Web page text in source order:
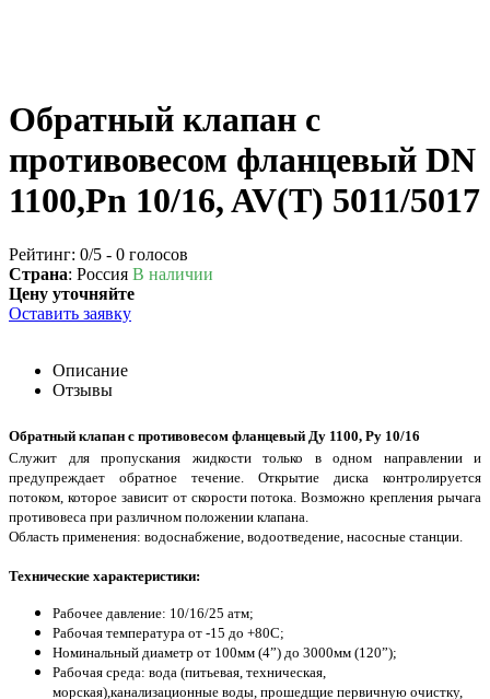
Обратный клапан с
противовесом фланцевый DN
1100,Pn 10/16, AV(T) 5011/5017
Рейтинг: 0/5 - 0 голосов
Страна: Россия В наличии
Цену уточняйте
Оставить заявку
Описание
Отзывы
Обратный клапан с противовесом фланцевый Ду 1100, Ру 10/16
Служит для пропускания жидкости только в одном направлении и
предупреждает обратное течение. Открытие диска контролируется
потоком, которое зависит от скорости потока. Возможно крепления рычага
противовеса при различном положении клапана.
Область применения: водоснабжение, водоотведение, насосные станции.
Технические характеристики:
Рабочее давление: 10/16/25 атм;
Рабочая температура от -15 до +80С;
Номинальный диаметр от 100мм (4”) до 3000мм (120”);
Рабочая среда: вода (питьевая, техническая,
морская),канализационные воды, прошедщие первичную очистку,